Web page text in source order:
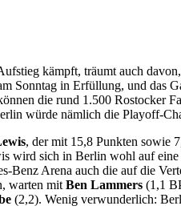
kämpft, träumt auch
in Erfüllung, und das
die rund 1.500 Rostocker
würde nämlich die Playoff-
, der mit 15,8 Punkten sowie
wird sich in Berlin wohl auf
Benz Arena auch die auf die
warten mit Ben Lammers (1,1
(2,2). Wenig verwunderlich: